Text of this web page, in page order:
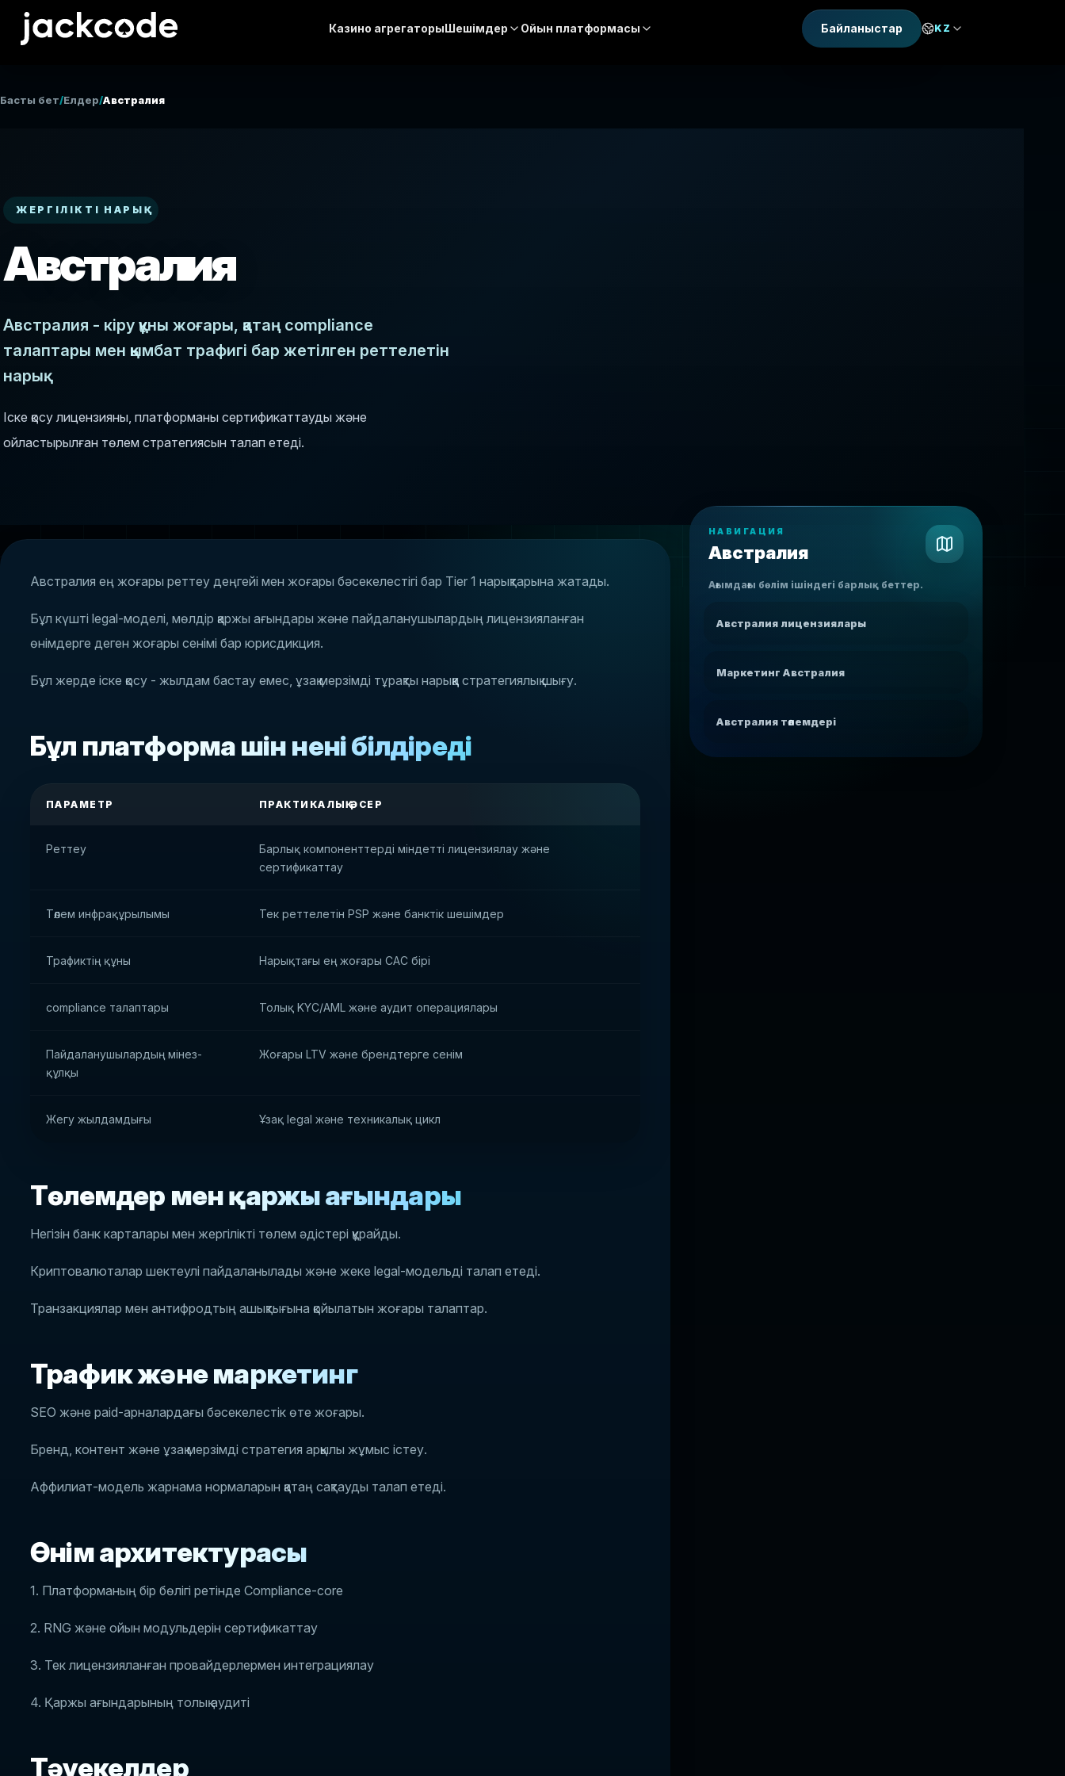
Казино агрегаторыШешімдер Ойын платформасы Байланыстар KZ
Басты бет/Елдер/Австралия
ЖЕРГІЛІКТІ НАРЫҚ
Австралия
Австралия - кіру құны жоғары, қатаң compliance
талаптары мен қымбат трафигі бар жетілген реттелетін
нарық.
Іске қосу лицензияны, платформаны сертификаттауды және
ойластырылған төлем стратегиясын талап етеді.
Австралия ең жоғары реттеу деңгейі мен жоғары бәсекелестігі бар Tier 1 нарықтарына жатады.
Бұл күшті legal-моделі, мөлдір қаржы ағындары және пайдаланушылардың лицензияланған
өнімдерге деген жоғары сенімі бар юрисдикция.
Бұл жерде іске қосу - жылдам бастау емес, ұзақ мерзімді тұрақты нарыққа стратегиялық шығу.
Бұл платформа үшін нені білдіреді
ПАРАМЕТР ПРАКТИКАЛЫҚ ӘСЕР
Реттеу
Барлық компоненттерді міндетті лицензиялау және
сертификаттау
Төлем инфрақұрылымы Тек реттелетін PSP және банктік шешімдер
Трафиктің құны Нарықтағы ең жоғары CAC бірі
compliance талаптары Толық KYC/AML және аудит операциялары
Пайдаланушылардың мінез-
құлқы
Жоғары LTV және брендтерге сенім
Жегу жылдамдығы Ұзақ legal және техникалық цикл
Төлемдер мен қаржы ағындары
Негiзiн банк карталары мен жергiлiктi төлем әдiстерi құрайды.
Криптовалюталар шектеулі пайдаланылады және жеке legal-модельді талап етеді.
Транзакциялар мен антифродтың ашықтығына қойылатын жоғары талаптар.
Трафик және маркетинг
SEO және paid-арналардағы бәсекелестік өте жоғары.
Бренд, контент және ұзақ мерзімді стратегия арқылы жұмыс істеу.
Аффилиат-модель жарнама нормаларын қатаң сақтауды талап етеді.
Өнім архитектурасы
1. Платформаның бір бөлігі ретінде Compliance-core
2. RNG және ойын модульдерін сертификаттау
3. Тек лицензияланған провайдерлермен интеграциялау
4. Қаржы ағындарының толық аудиті
Тәуекелдер
НАВИГАЦИЯ
Австралия
Ағымдағы бөлім ішіндегі барлық беттер.
Австралия лицензиялары
Маркетинг Австралия
Австралия төлемдері